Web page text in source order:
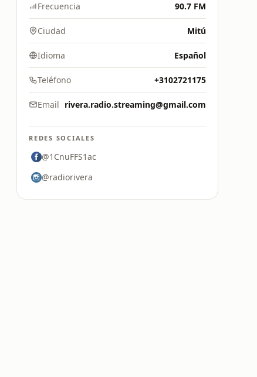
Frecuencia 90.7 FM
Ciudad Mitú
Idioma Español
Teléfono +3102721175
Email rivera.radio.streaming@gmail.com
REDES SOCIALES
@1CnuFFS1ac
@radiorivera